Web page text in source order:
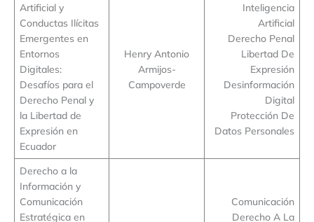
Artificial y
Conductas Ilícitas
Emergentes en
Entornos
Digitales:
Desafíos para el
Derecho Penal y
la Libertad de
Expresión en
Ecuador
Henry Antonio
Armijos-
Campoverde
Inteligencia
Artificial
Derecho Penal
Libertad De
Expresión
Desinformación
Digital
Protección De
Datos Personales
Derecho a la
Información y
Comunicación
Estratégica en
Comunicación
Derecho A La